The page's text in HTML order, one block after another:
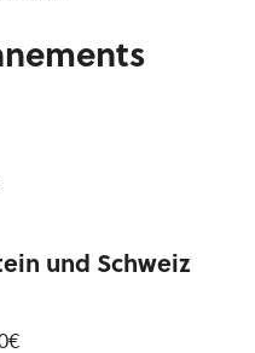
und Schweiz